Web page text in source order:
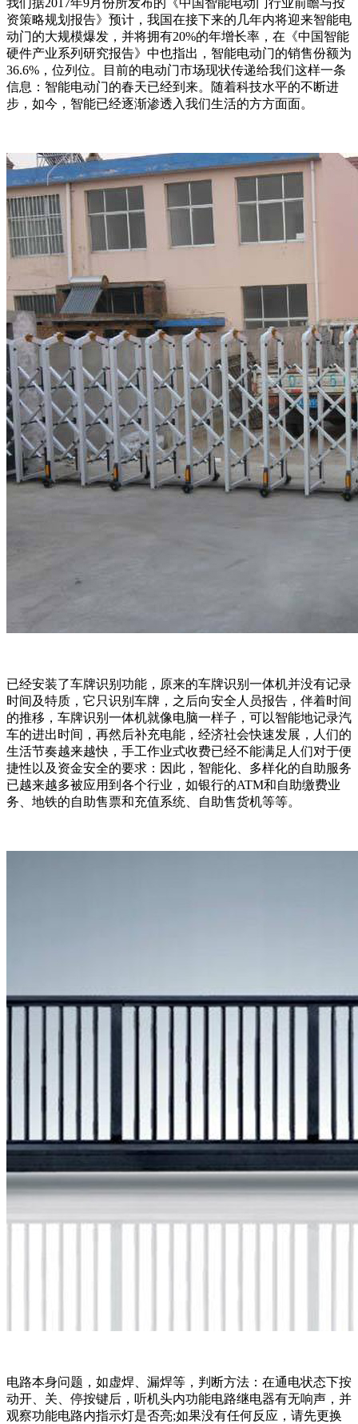
资策略规划报告》预计，我国在接下来的几年内将迎来智能电
动门的大规模爆发，并将拥有20%的年增长率，在《中国智能
硬件产业系列研究报告》中也指出，智能电动门的销售份额为
36.6%，位列位。目前的电动门市场现状传递给我们这样一条
信息：智能电动门的春天已经到来。随着科技水平的不断进
步，如今，智能已经逐渐渗透入我们生活的方方面面。
已经安装了车牌识别功能，原来的车牌识别一体机并没有记录
时间及特质，它只识别车牌，之后向安全人员报告，伴着时间
的推移，车牌识别一体机就像电脑一样子，可以智能地记录汽
车的进出时间，再然后补充电能，经济社会快速发展，人们的
生活节奏越来越快，手工作业式收费已经不能满足人们对于便
捷性以及资金安全的要求：因此，智能化、多样化的自助服务
已越来越多被应用到各个行业，如银行的ATM和自助缴费业
务、地铁的自助售票和充值系统、自助售货机等等。
电路本身问题，如虚焊、漏焊等，判断方法：在通电状态下按
动开、关、停按键后，听机头内功能电路继电器有无响声，并
观察功能电路内指示灯是否亮;如果没有任何反应，请先更换